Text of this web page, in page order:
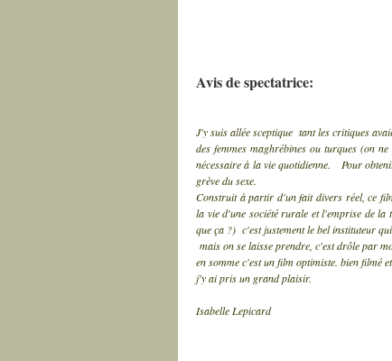
Avis de spectatrice:
J'y suis allée sceptique tant les critiques
des femmes maghrébines ou turques (on
nécessaire à la vie quotidienne. Pour
grève du sexe.
Construit à partir d'un fait divers réel, ce
la vie d'une société rurale et l'emprise de
que ça ?) c'est justement le bel instituteur
mais on se laisse prendre, c'est drôle par
en somme c'est un film optimiste. bien filmé
j'y ai pris un grand plaisir.
Isabelle Lepicard